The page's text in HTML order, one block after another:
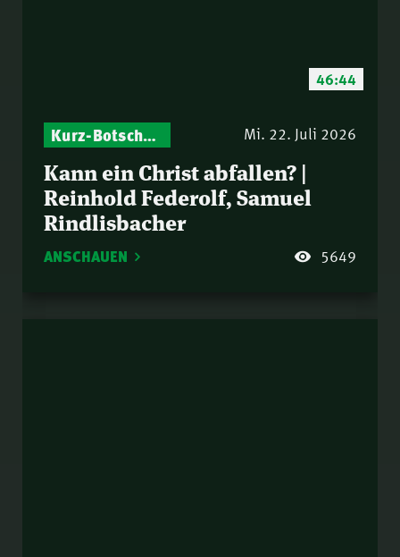
46:44
Kurz-Botschaften – Biblische Impulse mit Zukunft im Blick Mi. 22. Juli 2026
Kann ein Christ abfallen? |
Reinhold Federolf, Samuel
Rindlisbacher
ANSCHAUEN 5649